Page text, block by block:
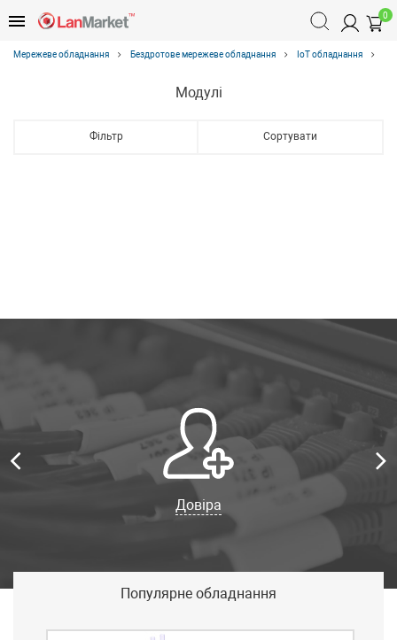
0
Мережеве обладнання Бездротове мережеве обладнання IoT обладнання
Модулі
Фільтр Сортувати
Довіра
Популярне обладнання